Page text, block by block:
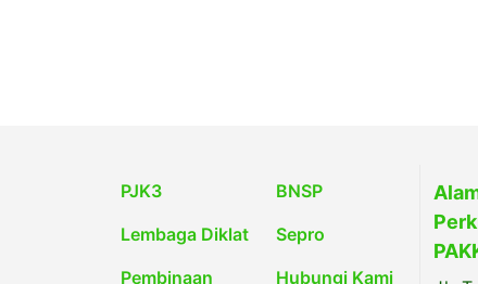
PJK3
Lembaga Diklat
Pembinaan
BNSP
Sepro
Hubungi Kami